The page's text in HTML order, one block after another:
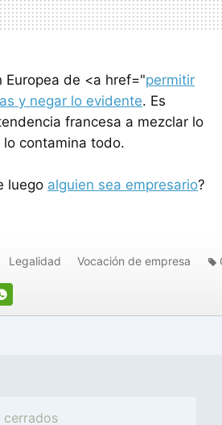
Europea de <a href="permitir
y negar lo evidente. Es
francesa a mezclar lo
contamina todo.
luego alguien sea empresario?
Legalidad Vocación de empresa
cerrados